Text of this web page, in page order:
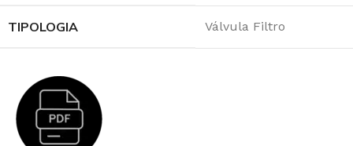
TIPOLOGIA Válvula Filtro